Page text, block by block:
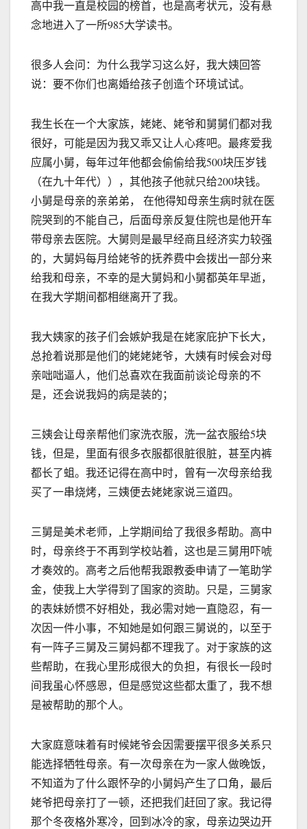
高中我一直是校园的榜首，也是高考状元，没有悬
念地进入了一所985大学读书。
很多人会问：为什么我学习这么好，我大姨回答
说：要不你们也离婚给孩子创造个环境试试。
我生长在一个大家族，姥姥、姥爷和舅舅们都对我
很好，可能是因为我又乖又让人心疼吧。最疼爱我
应属小舅，每年过年他都会偷偷给我500块压岁钱
（在九十年代）），其他孩子他就只给200块钱。
小舅是母亲的亲弟弟， 在他得知母亲生病时就在医
院哭到的不能自己，后面母亲反复住院也是他开车
带母亲去医院。大舅则是最早经商且经济实力较强
的，大舅妈每月给姥爷的抚养费中会拨出一部分来
给我和母亲，不幸的是大舅妈和小舅都英年早逝，
在我大学期间都相继离开了我。
我大姨家的孩子们会嫉妒我是在姥家庇护下长大，
总抢着说那是他们的姥姥姥爷，大姨有时候会对母
亲咄咄逼人，他们总喜欢在我面前谈论母亲的不
是，还会说我妈的病是装的；
三姨会让母亲帮他们家洗衣服，洗一盆衣服给5块
钱，但是，里面有很多衣服都很脏很脏，甚至内裤
都长了蛆。我还记得在高中时，曾有一次母亲给我
买了一串烧烤，三姨便去姥姥家说三道四。
三舅是美术老师，上学期间给了我很多帮助。高中
时，母亲终于不再到学校站着，这也是三舅用吓唬
才奏效的。高考之后他帮我跟教委申请了一笔助学
金，使我上大学得到了国家的资助。只是，三舅家
的表妹娇惯不好相处，我必需对她一直隐忍，有一
次因一件小事，不知她是如何跟三舅说的，以至于
有一阵子三舅及三舅妈都不理我了。对于家族的这
些帮助，在我心里形成很大的负担，有很长一段时
间我虽心怀感恩，但是感觉这些都太重了，我不想
是被帮助的那个人。
大家庭意味着有时候姥爷会因需要摆平很多关系只
能选择牺牲母亲。有一次母亲在为一家人做晚饭，
不知道为了什么跟怀孕的小舅妈产生了口角，最后
姥爷把母亲打了一顿，还把我们赶回了家。我记得
那个冬夜格外寒冷，回到冰冷的家，母亲边哭边开